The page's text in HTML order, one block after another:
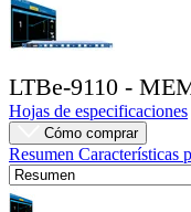
Cómo
comprar
Contacto
RegistrarseIniciar
sesión
Empresa
LTBe-9110 -
Hojas de especificaciones
Cómo comprar
Resumen Características